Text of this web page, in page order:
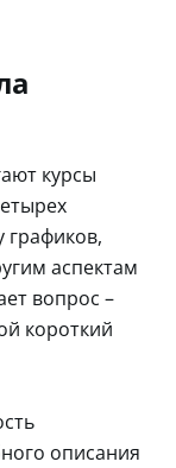
курсы
графиков,
аспектам
вопрос –
короткий
описания